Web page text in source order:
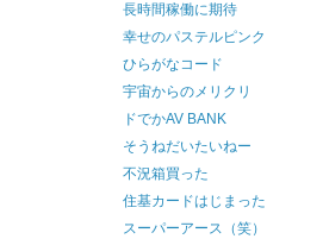
長時間稼働に期待
幸せのパステルピンク
ひらがなコード
宇宙からのメリクリ
ドでかAV BANK
そうねだいたいねー
不況箱買った
住基カードはじまった
スーパーアース（笑）